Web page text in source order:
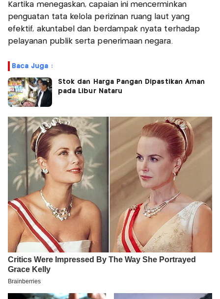
Kartika menegaskan, capaian ini mencerminkan
penguatan tata kelola perizinan ruang laut yang
efektif, akuntabel dan berdampak nyata terhadap
pelayanan publik serta penerimaan negara.
Baca Juga :
Stok dan Harga Pangan Dipastikan Aman
pada Libur Nataru